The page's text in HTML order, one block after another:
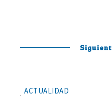
ACTUALIDAD